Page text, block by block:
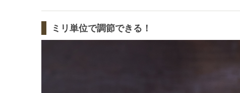
ミリ単位で調節できる！